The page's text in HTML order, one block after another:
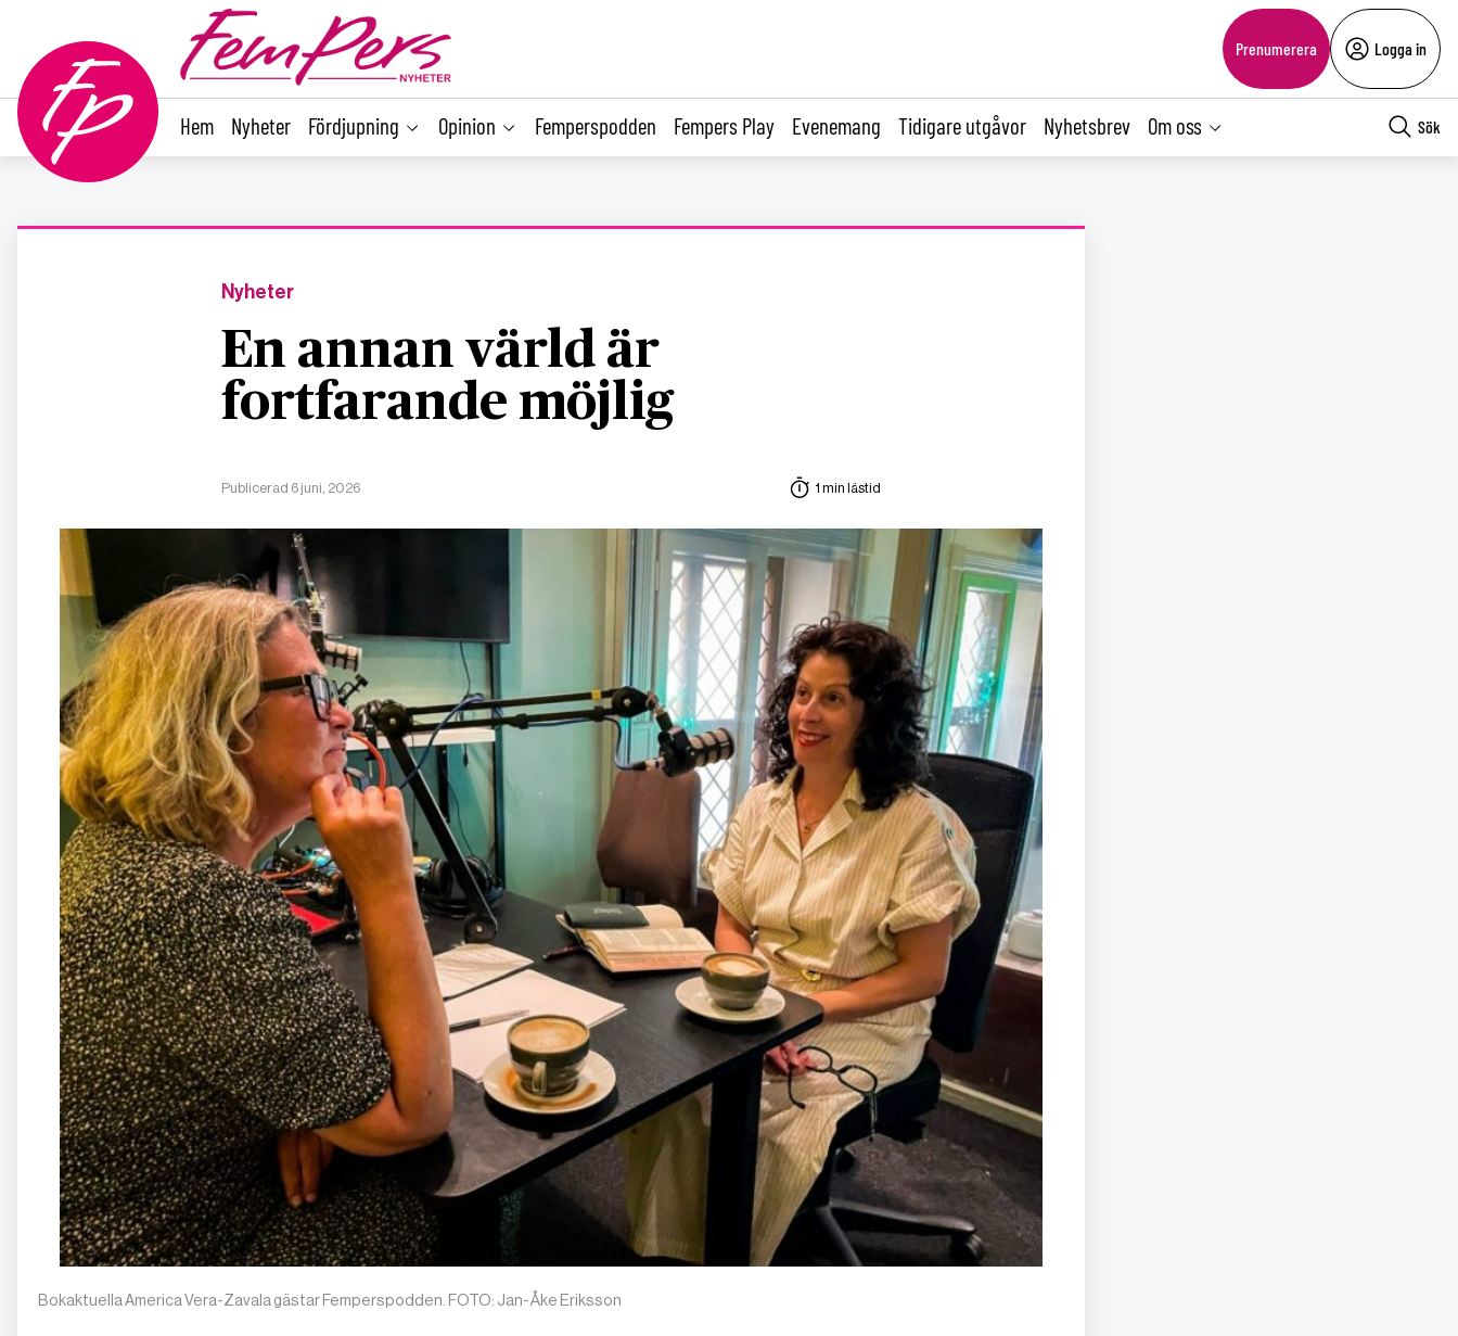
Prenumerera Logga in
Hem Nyheter Fördjupning Opinion Femperspodden Fempers Play Evenemang Tidigare utgåvor Nyhetsbrev Om oss Sök
Nyheter
En annan värld är
fortfarande möjlig
Publicerad 6 juni, 2026 1 min lästid
Bokaktuella America Vera-Zavala gästar Femperspodden. FOTO: Jan-Åke Eriksson